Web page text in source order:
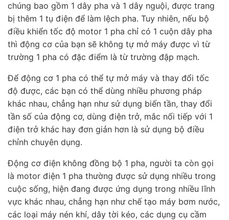
chúng bao gồm 1 dây pha và 1 dây nguội, được trang
bị thêm 1 tụ điện để làm lệch pha. Tuy nhiên, nếu bộ
điều khiển tốc độ motor 1 pha chỉ có 1 cuộn dây pha
thì động cơ của bạn sẽ không tự mở máy được vì từ
trường 1 pha có đặc điểm là từ trường đập mạch.
Để động cơ 1 pha có thể tự mở máy và thay đổi tốc
độ được, các bạn có thể dùng nhiều phương pháp
khác nhau, chẳng hạn như sử dụng biến tần, thay đổi
tần số của động cơ, dùng điện trở, mắc nối tiếp với 1
điện trở khác hay đơn giản hơn là sử dụng bộ điều
chỉnh chuyên dụng.
Động cơ điện không đồng bộ 1 pha, người ta còn gọi
là motor điện 1 pha thường được sử dụng nhiều trong
cuộc sống, hiện đang được ứng dụng trong nhiều lĩnh
vực khác nhau, chẳng hạn như chế tạo máy bơm nước,
các loại máy nén khí, dây tời kéo, các dụng cụ cầm